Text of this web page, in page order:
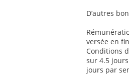
D’autres
versée en
Conditions
sur 4.5
jours par